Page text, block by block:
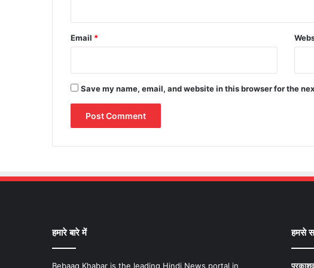
Email *
Save my name, email, and website in this browser for the
हमारे बारे में
Bebaaq Khabar is the leading Hindi News portal in
हमसे